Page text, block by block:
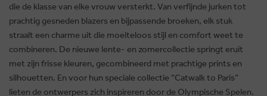
die de klasse van elke vrouw versterkt. Van verfijnde jurken tot
prachtig gesneden blazers en bijpassende broeken, elk stuk
straalt een charme uit die moeiteloos stijl en comfort weet te
combineren. De nieuwe lente- en zomercollectie springt eruit
met zijn frisse kleuren, gecombineerd met prachtige prints en
silhouetten. En voor hun speciale collectie “Catwalk to Paris”
lieten de ontwerpers zich inspireren door de Olympische Spelen.